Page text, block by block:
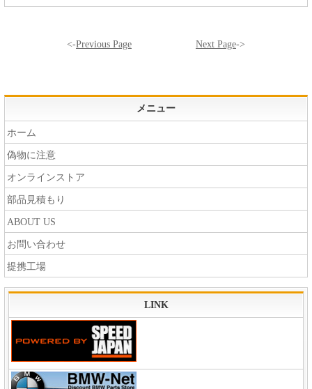
<-Previous Page Next Page->
メニュー
ホーム
偽物に注意
オンラインストア
部品見積もり
ABOUT US
お問い合わせ
提携工場
LINK